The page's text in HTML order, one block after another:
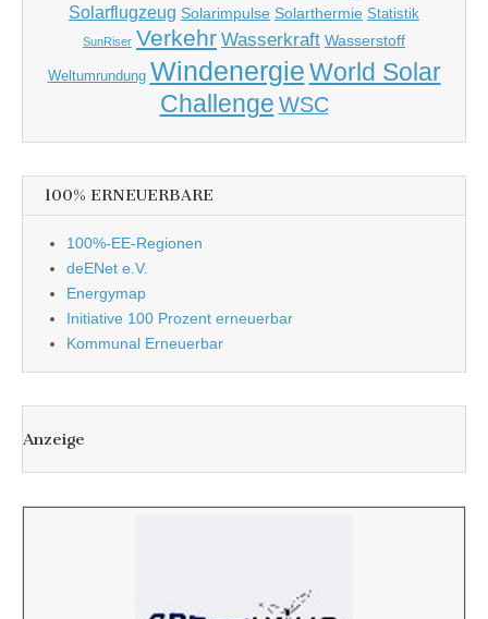
Solarflugzeug Solarimpulse Solarthermie Statistik
SunRiser Verkehr Wasserkraft Wasserstoff
Weltumrundung Windenergie World Solar
Challenge WSC
100% ERNEUERBARE
100%-EE-Regionen
deENet e.V.
Energymap
Initiative 100 Prozent erneuerbar
Kommunal Erneuerbar
Anzeige